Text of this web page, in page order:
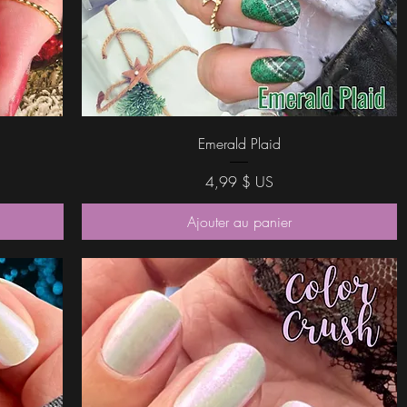
Aperçu rapide
Emerald Plaid
Prix
4,99 $ US
Ajouter au panier